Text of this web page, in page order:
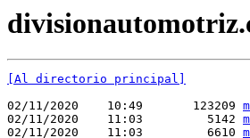
[Al directorio principal]
02/11/2020    10:49       123209
02/11/2020    11:03         5142
02/11/2020    11:03         6610